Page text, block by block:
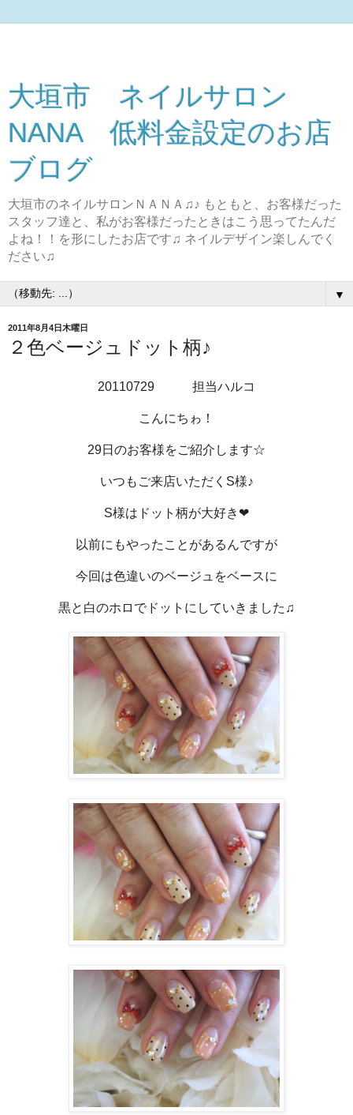
大垣市 ネイルサロン
NANA 低料金設定のお店
ブログ
大垣市のネイルサロンＮＡＮＡ♫♪ もともと、お客様だった
スタッフ達と、私がお客様だったときはこう思ってたんだ
よね！！を形にしたお店です♫ ネイルデザイン楽しんでく
ださい♫
▼
2011年8月4日木曜日
２色ベージュドット柄♪
20110729 担当ハルコ
こんにちゎ！
29日のお客様をご紹介します☆
いつもご来店いただくS様♪
S様はドット柄が大好き❤
以前にもやったことがあるんですが
今回は色違いのベージュをベースに
黒と白のホロでドットにしていきました♫